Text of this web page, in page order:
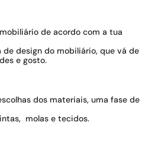
de acordo com a tua
design do mobiliário, que vá de
e gosto.
dos materiais, uma fase de
molas e tecidos.